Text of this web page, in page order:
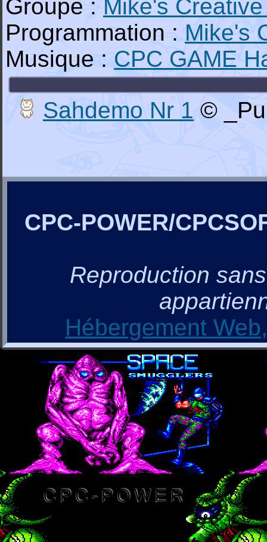
Groupe : Mike's
Programmation : Mike's
Musique : CPC GAME
Sahdemo Nr 1 ©
CPC-POWER/
Reproduction
Hébergement